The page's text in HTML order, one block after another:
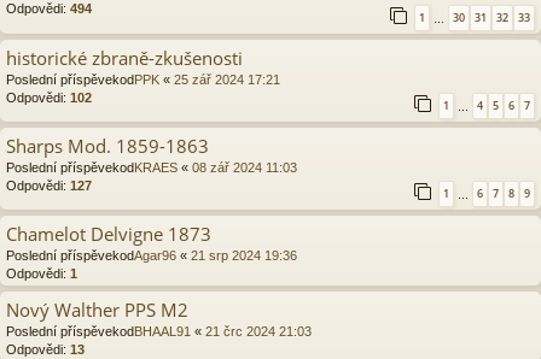
Odpovědi: 494
1 30 31 32 33
historické zbraně-zkušenosti
Poslední příspěvekodPPK « 25 zář 2024 17:21
Odpovědi: 102
1 … 4 5 6 7
Sharps Mod. 1859-1863
Poslední příspěvekodKRAES « 08 zář 2024 11:03
Odpovědi: 127
1 … 6 7 8 9
Chamelot Delvigne 1873
Poslední příspěvekodAgar96 « 21 srp 2024 19:36
Odpovědi: 1
Nový Walther PPS M2
Poslední příspěvekod BHAAL91 « 21 črc 2024 21:03
Odpovědi: 13